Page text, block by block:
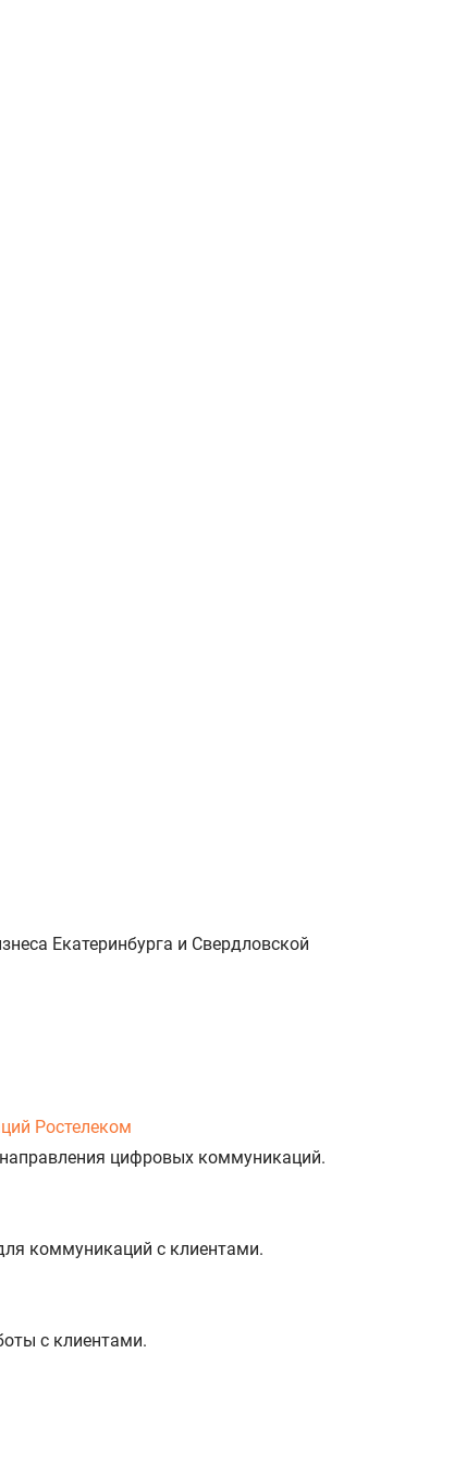
Екатеринбурга и Свердловской
Ростелеком
цифровых коммуникаций.
коммуникаций с клиентами.
с клиентами.